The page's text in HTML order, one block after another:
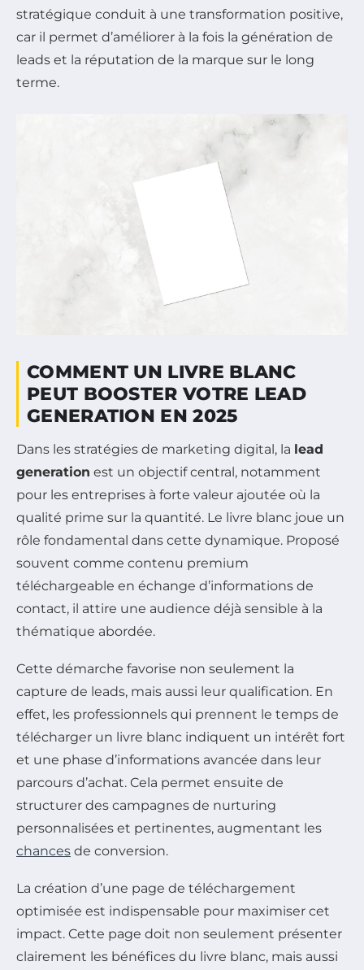
stratégique conduit à une transformation positive,
car il permet d’améliorer à la fois la génération de
leads et la réputation de la marque sur le long
terme.
COMMENT UN LIVRE BLANC
PEUT BOOSTER VOTRE LEAD
GENERATION EN 2025
Dans les stratégies de marketing digital, la lead
generation est un objectif central, notamment
pour les entreprises à forte valeur ajoutée où la
qualité prime sur la quantité. Le livre blanc joue un
rôle fondamental dans cette dynamique. Proposé
souvent comme contenu premium
téléchargeable en échange d’informations de
contact, il attire une audience déjà sensible à la
thématique abordée.
Cette démarche favorise non seulement la
capture de leads, mais aussi leur qualification. En
effet, les professionnels qui prennent le temps de
télécharger un livre blanc indiquent un intérêt fort
et une phase d’informations avancée dans leur
parcours d’achat. Cela permet ensuite de
structurer des campagnes de nurturing
personnalisées et pertinentes, augmentant les
chances de conversion.
La création d’une page de téléchargement
optimisée est indispensable pour maximiser cet
impact. Cette page doit non seulement présenter
clairement les bénéfices du livre blanc, mais aussi